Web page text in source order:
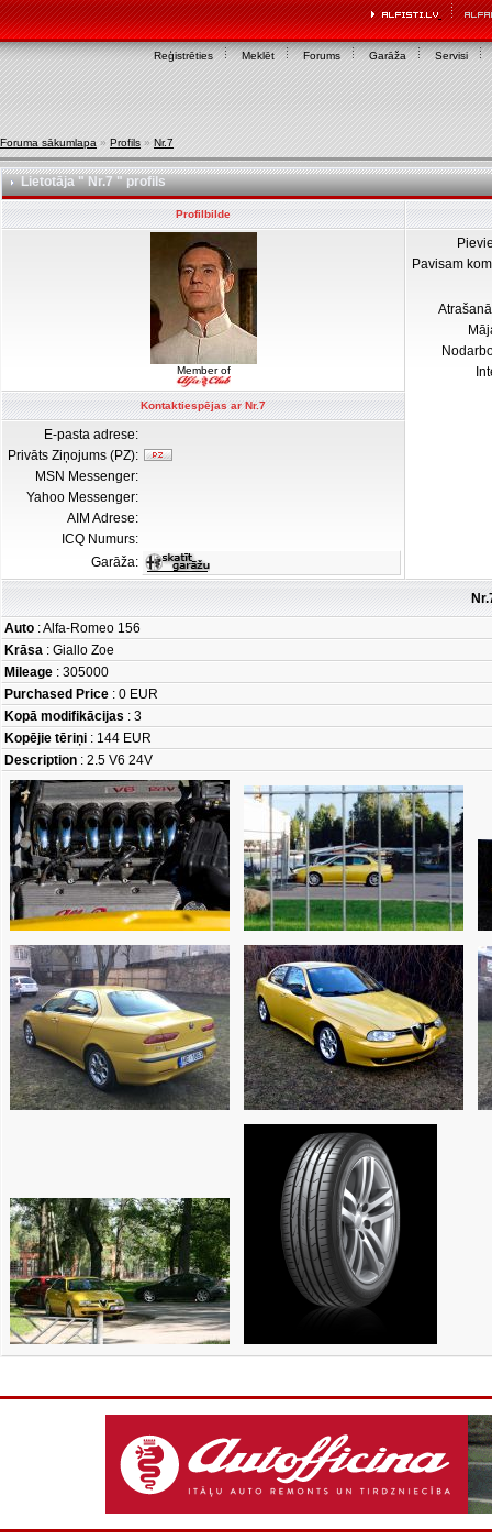
Reģistrēties Meklēt Forums Garāža Servisi
Foruma sākumlapa » Profils » Nr.7
Lietotāja " Nr.7 " profils
Profilbilde
Member of
Pavisam
Kontaktiespējas ar Nr.7
E-pasta adrese:
Privāts Ziņojums (PZ):
MSN Messenger:
Yahoo Messenger:
AIM Adrese:
ICQ Numurs:
Garāža:
Auto : Alfa-Romeo 156
Krāsa : Giallo Zoe
Mileage : 305000
Purchased Price : 0 EUR
Kopā modifikācijas : 3
Kopējie tēriņi : 144 EUR
Description : 2.5 V6 24V